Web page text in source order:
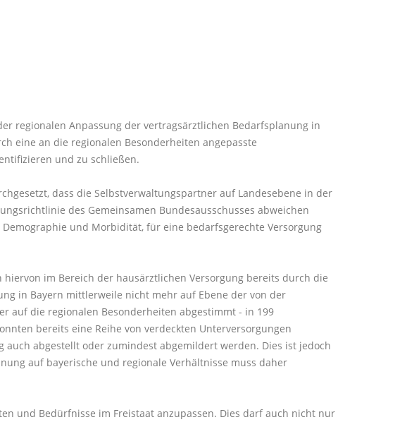
regionalen Anpassung der vertragsärztlichen Bedarfsplanung in
eine an die regionalen Besonderheiten angepasste
und zu schließen.
dass die Selbstverwaltungspartner auf Landesebene in der
des Gemeinsamen Bundesausschusses abweichen
und Morbidität, für eine bedarfsgerechte Versorgung
im Bereich der hausärztlichen Versorgung bereits durch die
in Bayern mittlerweile nicht mehr auf Ebene der von der
auf die regionalen Besonderheiten abgestimmt - in 199
bereits eine Reihe von verdeckten Unterversorgungen
abgestellt oder zumindest abgemildert werden. Dies ist jedoch
auf bayerische und regionale Verhältnisse muss daher
und Bedürfnisse im Freistaat anzupassen. Dies darf auch nicht nur